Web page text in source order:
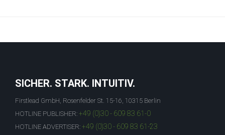
SICHER. STARK. INTUITIV.
Firstlead GmbH, Rosenfelder St. 15-16, 10315 Berlin
HOTLINE PUBLISHER: +49 (0)30 - 609 83 61-0
HOTLINE ADVERTISER: +49 (0)30 - 609 83 61-23